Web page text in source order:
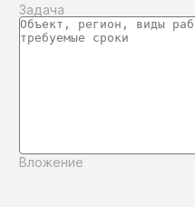
Задача
Вложение